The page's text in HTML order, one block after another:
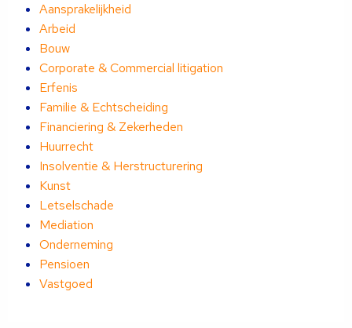
Aansprakelijkheid
Arbeid
Bouw
Corporate & Commercial litigation
Erfenis
Familie & Echtscheiding
Financiering & Zekerheden
Huurrecht
Insolventie & Herstructurering
Kunst
Letselschade
Mediation
Onderneming
Pensioen
Vastgoed